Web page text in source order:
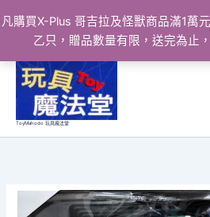
凡購買X-Plus 哥吉拉及怪獸商品滿1萬
乙只，贈品數量有限，送完為止
ToyMahodo 玩具魔法堂